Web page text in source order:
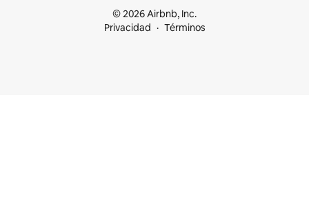
© 2026 Airbnb, Inc.
Privacidad
Términos